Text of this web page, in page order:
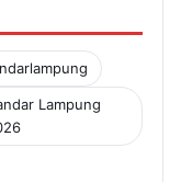
Lampung